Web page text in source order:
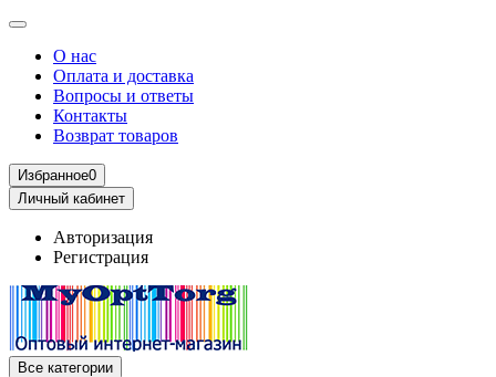
О нас
Оплата и доставка
Вопросы и ответы
Контакты
Возврат товаров
Избранное0
Личный кабинет
Авторизация
Регистрация
Все категории